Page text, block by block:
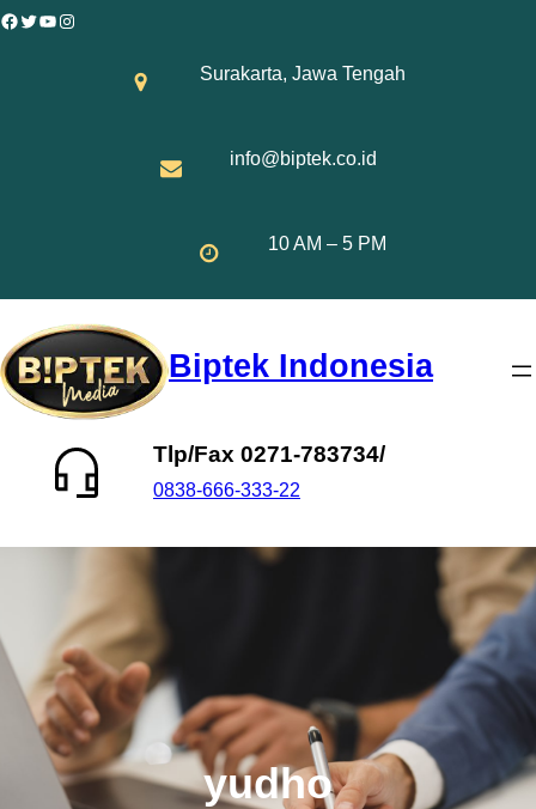
Skip
Facebook
Twitter
YouTube
Instagram
Surakarta, Jawa Tengah
info@biptek.co.id
10 AM – 5 PM
Biptek Indonesia
Tlp/Fax 0271-783734/
0838-666-333-22
yudho